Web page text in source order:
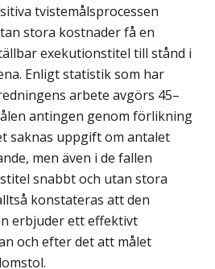
tvistemålsprocessen
stora kostnader få en
exekutionstitel till stånd i
Enligt statistik som har
arbete avgörs 45–
antingen genom förlikning
saknas uppgift om antalet
men även i de fallen
snabbt och utan stora
konstateras att den
erbjuder ett effektivt
och efter det att målet